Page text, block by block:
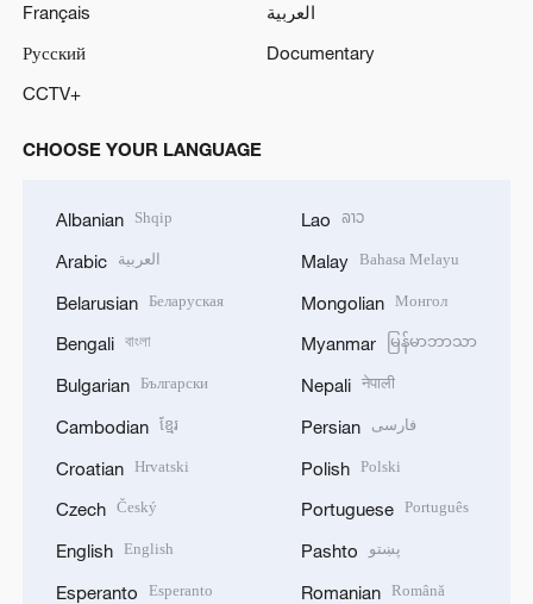
Français
العربية
Русский
Documentary
CCTV+
CHOOSE YOUR LANGUAGE
Albanian Shqip
Arabic العربية
Belarusian Беларуская
Bengali বাংলা
Bulgarian Български
Cambodian ខ្មែរ
Croatian Hrvatski
Czech Český
English English
Esperanto Esperanto
Lao ລາວ
Malay Bahasa Melayu
Mongolian Монгол
Myanmar မြန်မာဘာသာ
Nepali नेपाली
Persian فارسی
Polish Polski
Portuguese Português
Pashto پښتو
Romanian Română